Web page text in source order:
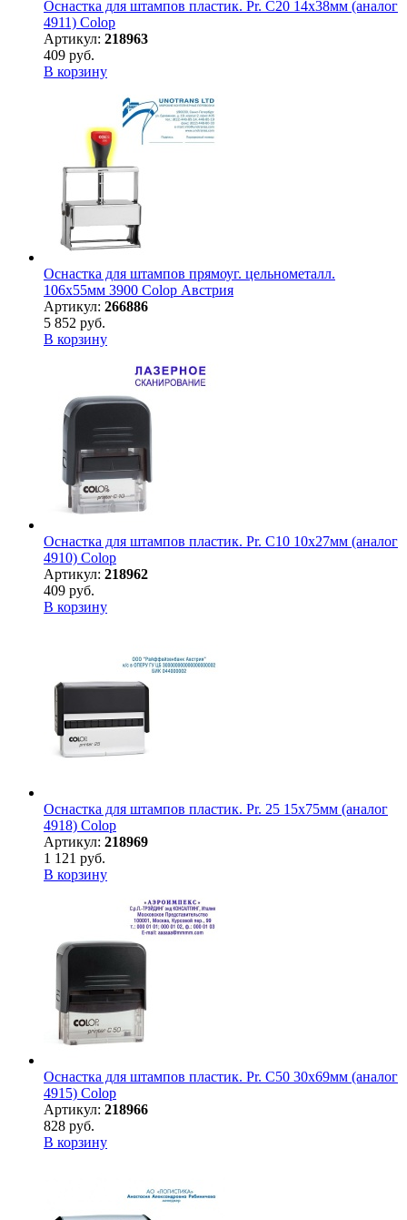
Оснастка для штампов пластик. Pr. C20 14х38мм (аналог
4911) Colop
Артикул: 218963
409 руб.
В корзину
Оснастка для штампов прямоуг. цельнометалл.
106х55мм 3900 Colop Австрия
Артикул: 266886
5 852 руб.
В корзину
Оснастка для штампов пластик. Pr. C10 10х27мм (аналог
4910) Colop
Артикул: 218962
409 руб.
В корзину
Оснастка для штампов пластик. Pr. 25 15х75мм (аналог
4918) Colop
Артикул: 218969
1 121 руб.
В корзину
Оснастка для штампов пластик. Pr. C50 30х69мм (аналог
4915) Colop
Артикул: 218966
828 руб.
В корзину